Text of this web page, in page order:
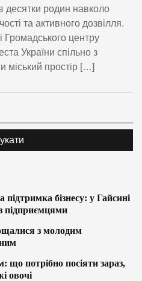
десятки родин навколо
та активного дозвілля.
Громадського центру
України спільно з
міський простір […]
бізнесу: у Гайсині
підприємцями
з молодим
що потрібно посіяти зараз,
овочі